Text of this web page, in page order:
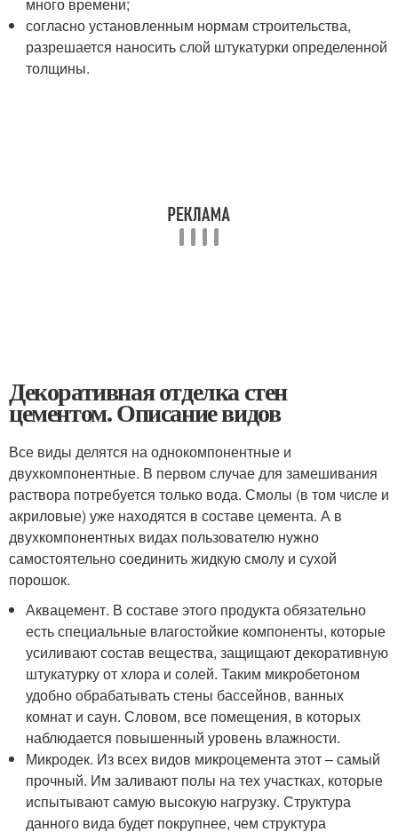
много времени;
согласно установленным нормам строительства,
разрешается наносить слой штукатурки определенной
толщины.
Декоративная отделка стен
цементом. Описание видов
Все виды делятся на однокомпонентные и
двухкомпонентные. В первом случае для замешивания
раствора потребуется только вода. Смолы (в том числе и
акриловые) уже находятся в составе цемента. А в
двухкомпонентных видах пользователю нужно
самостоятельно соединить жидкую смолу и сухой
порошок.
Аквацемент. В составе этого продукта обязательно
есть специальные влагостойкие компоненты, которые
усиливают состав вещества, защищают декоративную
штукатурку от хлора и солей. Таким микробетоном
удобно обрабатывать стены бассейнов, ванных
комнат и саун. Словом, все помещения, в которых
наблюдается повышенный уровень влажности.
Микродек. Из всех видов микроцемента этот – самый
прочный. Им заливают полы на тех участках, которые
испытывают самую высокую нагрузку. Структура
данного вида будет покрупнее, чем структура